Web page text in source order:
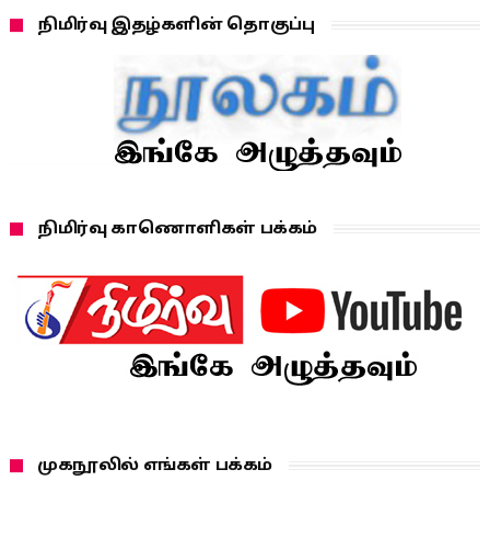
நிமிர்வு இதழ்களின் தொகுப்பு
நிமிர்வு காணொளிகள் பக்கம்
முகநூலில் எங்கள் பக்கம்